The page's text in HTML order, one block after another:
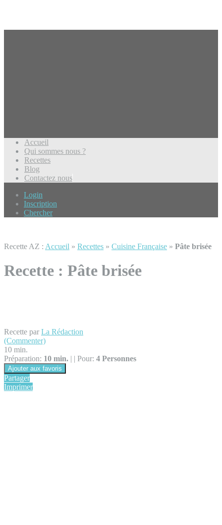
Accueil
Qui sommes nous ?
Recettes
Blog
Contactez nous
Login
Inscription
Chercher
Recette AZ : Accueil » Recettes » Cuisine Française » Pâte brisée
Recette : Pâte brisée
Recette par La Rédaction
(Commenter)
10 min.
Préparation: 10 min. | | Pour: 4 Personnes
Ajouter aux favoris
Partager
Imprimer